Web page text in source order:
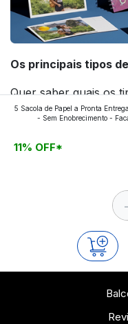
Os principais tipos
Quer saber quais os
aplicados nos
continue a leitura
5 Sacola de Papel a Pronta
- Sem Enobrecimento -
11% OFF*